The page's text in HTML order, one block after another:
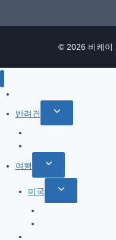
© 2026 비케이
반려견
Toggle
child
여행
Toggle
child
menu
미국
Toggle
child